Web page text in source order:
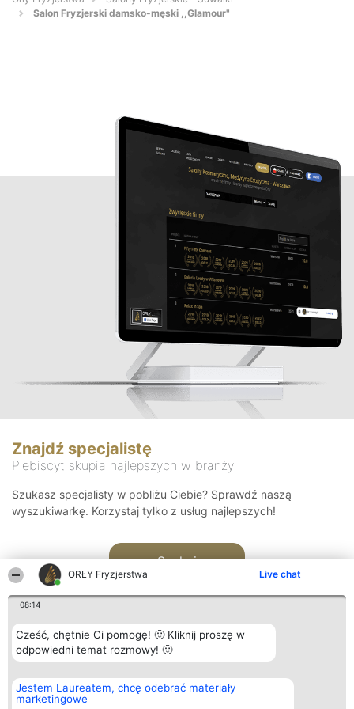
ORŁY Fryzjerstwa Live chat
08:14
Cześć, chętnie Ci pomogę! 🙂 Kliknij proszę w
odpowiedni temat rozmowy! 🙂
Jestem Laureatem, chcę odebrać materiały
marketingowe
Salon Fryzjerski damsko-męski ,,Glamour"
Znajdź specjalistę
Plebiscyt skupia najlepszych w branży
Szukasz specjalisty w pobliżu Ciebie? Sprawdź naszą
wyszukiwarkę. Korzystaj tylko z usług najlepszych!
Szukaj
Organizator plebiscytu
Bright Side Solutions sp. z o.
o. sp. k.
Plebiscyt
Laureaci
Kontakt
Kontakt